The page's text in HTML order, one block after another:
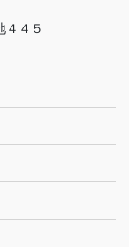
４４５